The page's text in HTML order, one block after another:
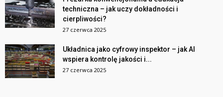
techniczna – jak uczy dokładności i
cierpliwości?
27 czerwca 2025
Układnica jako cyfrowy inspektor – jak AI
wspiera kontrolę jakości i...
27 czerwca 2025